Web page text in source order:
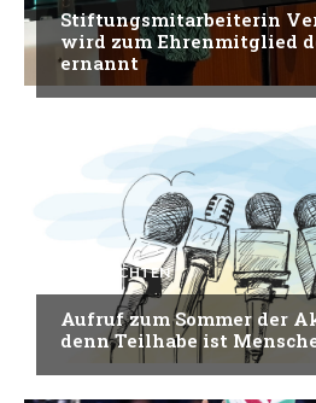
Stiftungsmitarbeiterin
wird zum Ehrenmitglied
ernannt
NACHRICHTEN
Aufruf zum Sommer der
denn Teilhabe ist